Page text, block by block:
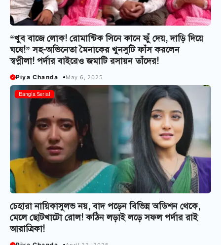
“খুব বাজে লোক! রোমান্টিক সিনে কানে ফুঁ দেয়, দাড়ি দিয়ে
ঘষে!” সহ-অভিনেতা মৈনাকের খুনসুটি ফাঁস করলেন
স্বপ্নীলা! পর্দার বাইরেও জমাটি রসায়ন তাঁদের!
Piya Chanda May 6, 2025
Bangla Serial
চেহারা নায়িকাসুলভ নয়, বাদ পড়েন বিভিন্ন অডিশন থেকে,
মেলে ছোটখাটো রোল! কঠিন লড়াই লড়ে সফল পর্দার রাই
আরাত্রিকা!